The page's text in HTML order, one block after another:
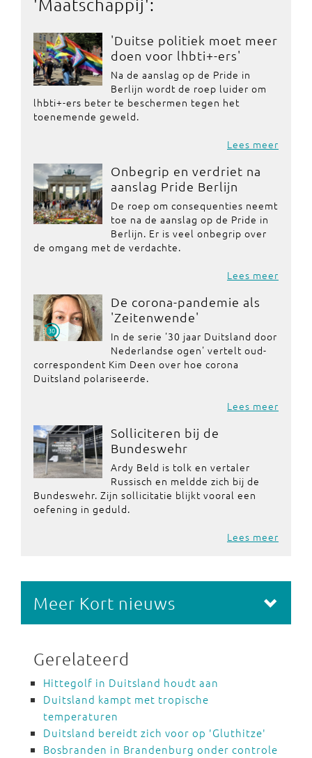
'Maatschappij':
'Duitse politiek moet meer
doen voor lhbti+-ers'
Na de aanslag op de Pride in
Berlijn wordt de roep luider om
lhbti+-ers beter te beschermen tegen het
toenemende geweld.
Lees meer
Onbegrip en verdriet na
aanslag Pride Berlijn
De roep om consequenties neemt
toe na de aanslag op de Pride in
Berlijn. Er is veel onbegrip over
de omgang met de verdachte.
Lees meer
De corona-pandemie als
'Zeitenwende'
In de serie '30 jaar Duitsland door
Nederlandse ogen' vertelt oud-
correspondent Kim Deen over hoe corona
Duitsland polariseerde.
Lees meer
Solliciteren bij de
Bundeswehr
Ardy Beld is tolk en vertaler
Russisch en meldde zich bij de
Bundeswehr. Zijn sollicitatie blijkt vooral een
oefening in geduld.
Lees meer
Meer Kort nieuws
Gerelateerd
Hittegolf in Duitsland houdt aan
Duitsland kampt met tropische
temperaturen
Duitsland bereidt zich voor op 'Gluthitze'
Bosbranden in Brandenburg onder controle